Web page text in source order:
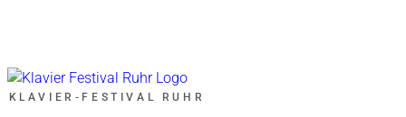
KLAVIER-FESTIVAL RUHR